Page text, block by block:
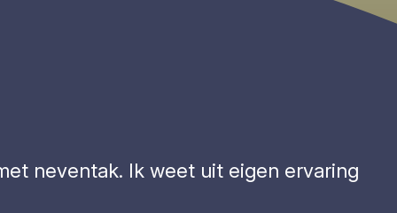
neventak. Ik weet uit eigen ervaring